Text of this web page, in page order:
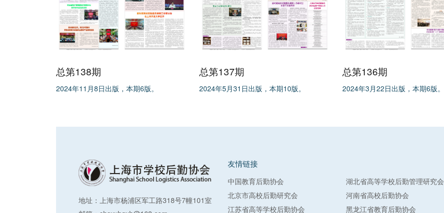
总第138期
2024年11月8日出版，本期6版。
总第137期
2024年5月31日出版，本期10版。
总第136期
2024年3月22日出版，本期6版。
地址：上海市杨浦区军工路318号7幢101室
友情链接
中国教育后勤协会
湖北省高等学校后勤管理研究会
北京市高校后勤研究会
河南省高校后勤协会
江苏省高等学校后勤协会
黑龙江省教育后勤协会